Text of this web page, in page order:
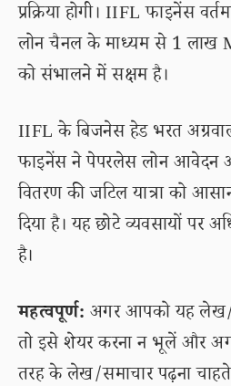
प्रक्रिया होगी। IIFL फाइनेंस
लोन चैनल के माध्यम से 1 लाख
को संभालने में सक्षम है।
IIFL के बिजनेस हेड भरत
फाइनेंस ने पेपरलेस लोन आवेदन
वितरण की जटिल यात्रा को
दिया है। यह छोटे व्यवसायों पर
है।
महत्वपूर्ण: अगर आपको यह लेख/
तो इसे शेयर करना न भूलें और
तरह के लेख/समाचार पढ़ना